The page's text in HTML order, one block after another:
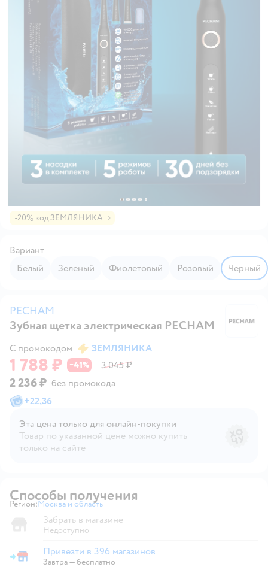
-20% код ЗЕМЛЯНИКА
Вариант
Белый
Зеленый Фиолетовый Розовый Черный
PECHAM
Зубная щетка электрическая PECHAM
С промокодом
ЗЕМЛЯНИКА
1 788 ₽ −41% 3 045 ₽
2 236 ₽ без промокода
+22,36
Эта цена только для онлайн‑покупки
Товар по указанной цене можно купить
только на сайте
Способы получения
Регион: Выбор адреса доставки.
Москва и область
Забрать в магазине
Недоступно
Привезти в магазин
Привезти в 396 магазинов
Завтра—бесплатно